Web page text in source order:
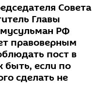
Совета
Главы
РФ
правоверным
пост в
быть, если по
сделать не